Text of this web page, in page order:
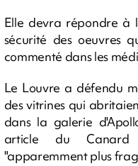
Elle devra répondre à
sécurité des oeuvres
commenté dans les
Le Louvre a défendu
des vitrines qui
dans la galerie
article du
"apparemment plus